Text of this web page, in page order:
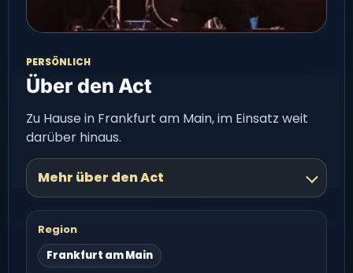
PERSÖNLICH
Über den Act
Zu Hause in Frankfurt am Main, im Einsatz weit
darüber hinaus.
Mehr über den Act
Region
Frankfurt am Main